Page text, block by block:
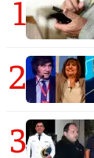
1
2
3